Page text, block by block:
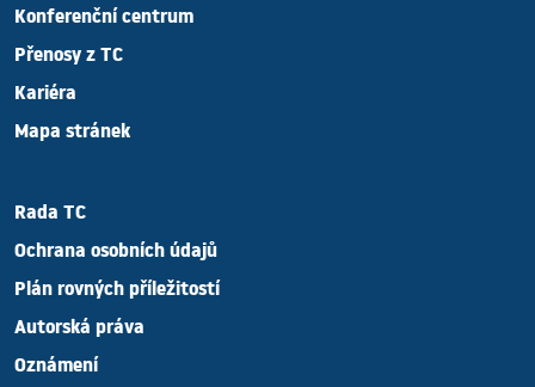
Konferenční centrum
Přenosy z TC
Kariéra
Mapa stránek
Rada TC
Ochrana osobních údajů
Plán rovných příležitostí
Autorská práva
Oznámení